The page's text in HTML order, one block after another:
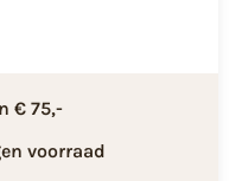
€ 75,-
voorraad